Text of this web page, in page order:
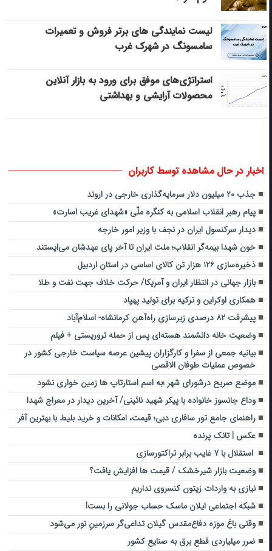
لیست نمایندگی های برتر فروش و تعمیرات
سامسونگ در شهرک غرب
استراتژی‌های موفق برای ورود به بازار آنلاین
محصولات آرایشی و بهداشتی
اخبار در حال مشاهده توسط کاربران
جذب ۲۰ میلیون دلار سرمایه‌گذاری خارجی در اروند
پیام رهبر انقلاب اسلامی به کنگره ملّی «شهدای غریب اسارت»
دیدار سرکنسول ایران در نجف با وزیر امور خارجه
خون شهدا بیمه‌گر انقلاب؛ ملت ایران تا آخر پای عهدشان می‌ایستند
ذخیره‌سازی ۱۲۶ هزار تن کالای اساسی در استان اردبیل
بازار جهانی در انتظار ایران و آمریکا/ حرکت خلاف جهت نفت و طلا
همکاری اوکراین و ترکیه برای تولید پهپاد
پیشرفت ۸۲ درصدی زیرسازی راه‌آهن کرمانشاه- اسلام‌آباد
وضعیت خانه دانشمند هسته‌ای پس از حمله تروریستی + فیلم
بیانیه جمعی از سفرا و کارگزاران پیشین عرصه سیاست خارجی کشور در
خصوص عملیات طوفان الاقصی
موضع صریح درشورای شهر ؛به اسم استارتاپ ها زمین خواری نشود
وداع جانسوز خانواده ‌با پیکر شهید نائینی/ آخرین دیدار در معراج شهدا‌
راهنمای جامع تور سافاری دبی؛ قیمت، امکانات و خرید بلیط با بهترین آفر
عکس | تانک پرنده
استقلال با ۷ غایب برابر تراکتورسازی
وضعیت بازار شیرخشک / قیمت ها افزایش یافت؟
نیازی به واردات زیتون کنسروی نداریم
شبکه اجتماعی ایلان ماسک حساب جولانی را بست!
وقتی باغ موزه دفاع‌مقدس گیلان تداعی‌گر سرزمینِ نور می‌شود
ضرر میلیاردی قطع برق به صنایع کشور